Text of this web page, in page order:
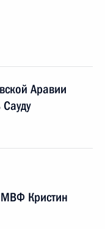
Аравии
МВФ Кристин